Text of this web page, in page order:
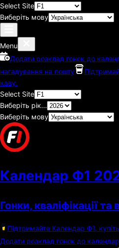
Select Site
Виберіть мову
Menu
Додати розклад гонок до
нагадування на пошту
каву.
Select Site
Виберіть рік...
Виберіть мову
Календар Ф1
Гонки, кваліфікації та
Підтримайте Календар Ф1,
Додати розклад гонок до